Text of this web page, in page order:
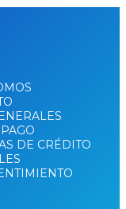
DE CRÉDITO